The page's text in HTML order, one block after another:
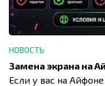
НОВОСТЬ
Замена экрана на
Если у вас на